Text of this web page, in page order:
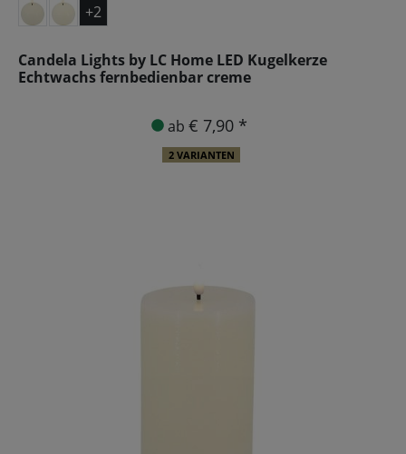
+2
Candela Lights by LC Home LED Kugelkerze
Echtwachs fernbedienbar creme
ab € 7,90 *
2 VARIANTEN